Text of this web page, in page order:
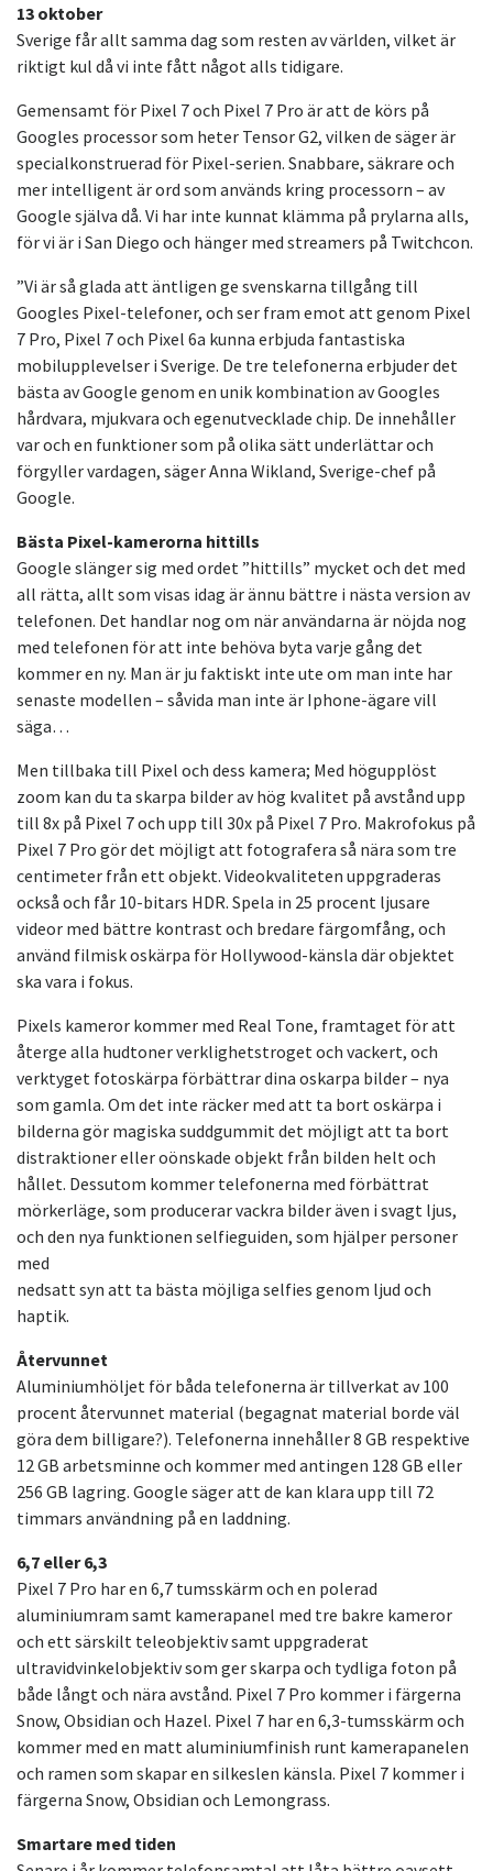
13 oktober
Sverige får allt samma dag som resten av världen, vilket är
riktigt kul då vi inte fått något alls tidigare.
Gemensamt för Pixel 7 och Pixel 7 Pro är att de körs på
Googles processor som heter Tensor G2, vilken de säger är
specialkonstruerad för Pixel-serien. Snabbare, säkrare och
mer intelligent är ord som används kring processorn – av
Google själva då. Vi har inte kunnat klämma på prylarna alls,
för vi är i San Diego och hänger med streamers på Twitchcon.
”Vi är så glada att äntligen ge svenskarna tillgång till
Googles Pixel-telefoner, och ser fram emot att genom Pixel
7 Pro, Pixel 7 och Pixel 6a kunna erbjuda fantastiska
mobilupplevelser i Sverige. De tre telefonerna erbjuder det
bästa av Google genom en unik kombination av Googles
hårdvara, mjukvara och egenutvecklade chip. De innehåller
var och en funktioner som på olika sätt underlättar och
förgyller vardagen, säger Anna Wikland, Sverige-chef på
Google.
Bästa Pixel-kamerorna hittills
Google slänger sig med ordet ”hittills” mycket och det med
all rätta, allt som visas idag är ännu bättre i nästa version av
telefonen. Det handlar nog om när användarna är nöjda nog
med telefonen för att inte behöva byta varje gång det
kommer en ny. Man är ju faktiskt inte ute om man inte har
senaste modellen – såvida man inte är Iphone-ägare vill
säga…
Men tillbaka till Pixel och dess kamera; Med högupplöst
zoom kan du ta skarpa bilder av hög kvalitet på avstånd upp
till 8x på Pixel 7 och upp till 30x på Pixel 7 Pro. Makrofokus på
Pixel 7 Pro gör det möjligt att fotografera så nära som tre
centimeter från ett objekt. Videokvaliteten uppgraderas
också och får 10-bitars HDR. Spela in 25 procent ljusare
videor med bättre kontrast och bredare färgomfång, och
använd filmisk oskärpa för Hollywood-känsla där objektet
ska vara i fokus.
Pixels kameror kommer med Real Tone, framtaget för att
återge alla hudtoner verklighetstroget och vackert, och
verktyget fotoskärpa förbättrar dina oskarpa bilder – nya
som gamla. Om det inte räcker med att ta bort oskärpa i
bilderna gör magiska suddgummit det möjligt att ta bort
distraktioner eller oönskade objekt från bilden helt och
hållet. Dessutom kommer telefonerna med förbättrat
mörkerläge, som producerar vackra bilder även i svagt ljus,
och den nya funktionen selfieguiden, som hjälper personer
med
nedsatt syn att ta bästa möjliga selfies genom ljud och
haptik.
Återvunnet
Aluminiumhöljet för båda telefonerna är tillverkat av 100
procent återvunnet material (begagnat material borde väl
göra dem billigare?). Telefonerna innehåller 8 GB respektive
12 GB arbetsminne och kommer med antingen 128 GB eller
256 GB lagring. Google säger att de kan klara upp till 72
timmars användning på en laddning.
6,7 eller 6,3
Pixel 7 Pro har en 6,7 tumsskärm och en polerad
aluminiumram samt kamerapanel med tre bakre kameror
och ett särskilt teleobjektiv samt uppgraderat
ultravidvinkelobjektiv som ger skarpa och tydliga foton på
både långt och nära avstånd. Pixel 7 Pro kommer i färgerna
Snow, Obsidian och Hazel. Pixel 7 har en 6,3-tumsskärm och
kommer med en matt aluminiumfinish runt kamerapanelen
och ramen som skapar en silkeslen känsla. Pixel 7 kommer i
färgerna Snow, Obsidian och Lemongrass.
Smartare med tiden